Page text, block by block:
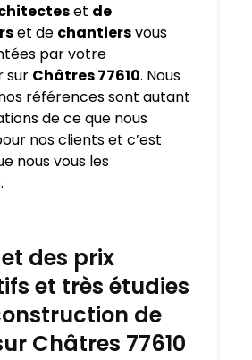
et de
et de chantiersvous
par votre
sur Châtres 77610. Nous
références sont autant
de ce que nous
nos clients et c’est
nous vous les
des prix
et très étudies
de
Châtres 77610